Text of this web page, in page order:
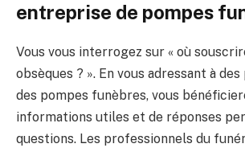
entreprise de pompes
Vous vous interrogez sur « où
obsèques ? ». En vous adressant à
des pompes funèbres, vous
informations utiles et de réponses
questions. Les professionnels du